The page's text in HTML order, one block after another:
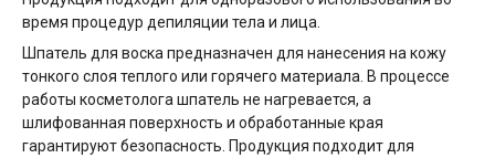
время процедур депиляции тела и лица.
Шпатель для воска предназначен для нанесения на кожу
тонкого слоя теплого или горячего материала. В процессе
работы косметолога шпатель не нагревается, а
шлифованная поверхность и обработанные края
гарантируют безопасность. Продукция подходит для